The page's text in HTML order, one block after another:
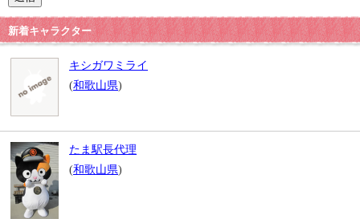
新着キャラクター
キシガワミライ
(和歌山県)
たま駅長代理
(和歌山県)